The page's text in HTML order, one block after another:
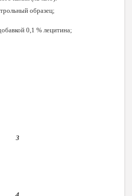
образец;
0,1 % лецитина;
3